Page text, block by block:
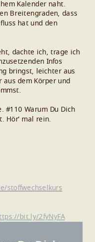
Kalender naht.
Breitengraden, dass
hat und den
dachte ich, trage ich
Infos
bringst, leichter aus
aus dem Körper und
#110 Warum Du Dich
Hör’ mal rein.
stoffwechselkurs
bit.ly/2fyNyFA